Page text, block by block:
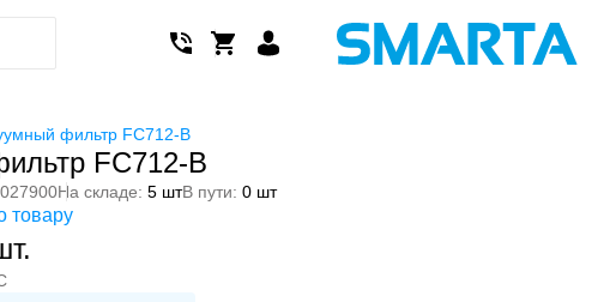
фильтр FC712-B
FC712-B
На складе: 5 штВ пути: 0 шт
товару